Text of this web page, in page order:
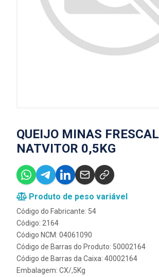
QUEIJO MINAS FRESCAL
NATVITOR 0,5KG
Produto de peso variável
Código do Fabricante: 54
Código: 2164
Código NCM: 04061090
Código de Barras do Produto: 50002164
Código de Barras da Caixa: 40002164
Embalagem: CX/,5Kg